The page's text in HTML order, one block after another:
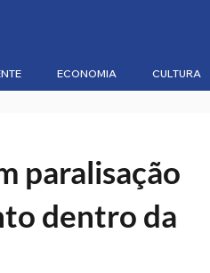
ECONOMIA CULTURA
paralisação
dentro da